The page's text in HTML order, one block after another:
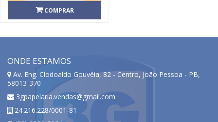
COMPRAR
ONDE ESTAMOS
Av. Eng. Clodoaldo Gouvêia, 82 - Centro, João Pessoa - PB,
58013-370
3gpapelaria.vendas@gmail.com
24.216.228/0001-81